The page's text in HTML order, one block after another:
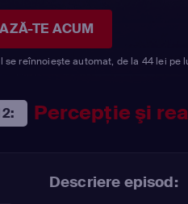
TE ACUM
se reînnoiește automat, de la 44 lei pe
Percepţie şi
Descriere episod: